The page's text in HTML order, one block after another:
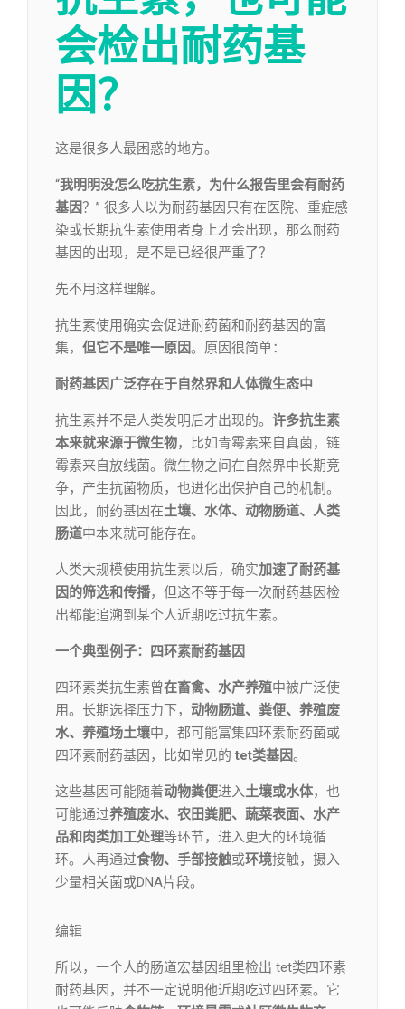
会检出耐药基
因？
这是很多人最困惑的地方。
“我明明没怎么吃抗生素，为什么报告里会有耐药
基因？” 很多人以为耐药基因只有在医院、重症感
染或长期抗生素使用者身上才会出现，那么耐药
基因的出现，是不是已经很严重了？
先不用这样理解。
抗生素使用确实会促进耐药菌和耐药基因的富
集， 但它不是唯一原因。原因很简单：
耐药基因广泛存在于自然界和人体微生态中
抗生素并不是人类发明后才出现的。 许多抗生素
本来就来源于微生物，比如青霉素来自真菌，链
霉素来自放线菌。微生物之间在自然界中长期竞
争，产生抗菌物质，也进化出保护自己的机制。
因此，耐药基因在土壤、水体、动物肠道、人类
肠道中本来就可能存在。
人类大规模使用抗生素以后，确实加速了耐药基
因的筛选和传播，但这不等于每一次耐药基因检
出都能追溯到某个人近期吃过抗生素。
一个典型例子：四环素耐药基因
四环素类抗生素曾在畜禽、水产养殖中被广泛使
用。长期选择压力下， 动物肠道、粪便、养殖废
水、养殖场土壤中，都可能富集四环素耐药菌或
四环素耐药基因，比如常见的 tet类基因。
这些基因可能随着动物粪便进入土壤或水体，也
可能通过养殖废水、农田粪肥、蔬菜表面、水产
品和肉类加工处理等环节，进入更大的环境循
环。人再通过食物、手部接触或环境接触，摄入
少量相关菌或DNA片段。
编辑​
所以，一个人的肠道宏基因组里检出 tet类四环素
耐药基因，并不一定说明他近期吃过四环素。它